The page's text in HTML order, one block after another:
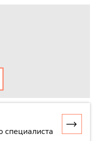
специалиста